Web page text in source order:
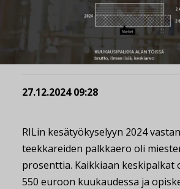
27.12.2024 09:28
RILin kesätyökyselyyn 2024
teekkareiden palkkaero oli
prosenttia. Kaikkiaan keskipalkat
550 euroon kuukaudessa ja